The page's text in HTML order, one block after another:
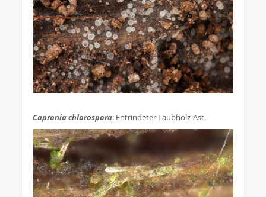
Capronia chlorospora: Entrindeter Laubholz-Ast.